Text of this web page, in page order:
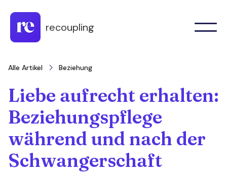
recoupling
Alle Artikel Beziehung
Liebe aufrecht erhalten:
Beziehungspflege
während und nach der
Schwangerschaft